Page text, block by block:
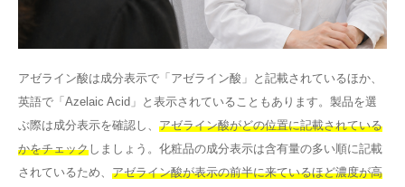
アゼライン酸は成分表示で「アゼライン酸」と記載されているほか、
英語で「Azelaic Acid」と表示されていることもあります。製品を選
ぶ際は成分表示を確認し、 アゼライン酸がどの位置に記載されている
かをチェック しましょう。化粧品の成分表示は含有量の多い順に記載
されているため、 アゼライン酸が表示の前半に来ているほど濃度が高